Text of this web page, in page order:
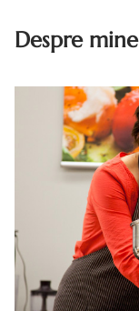
Despre mine